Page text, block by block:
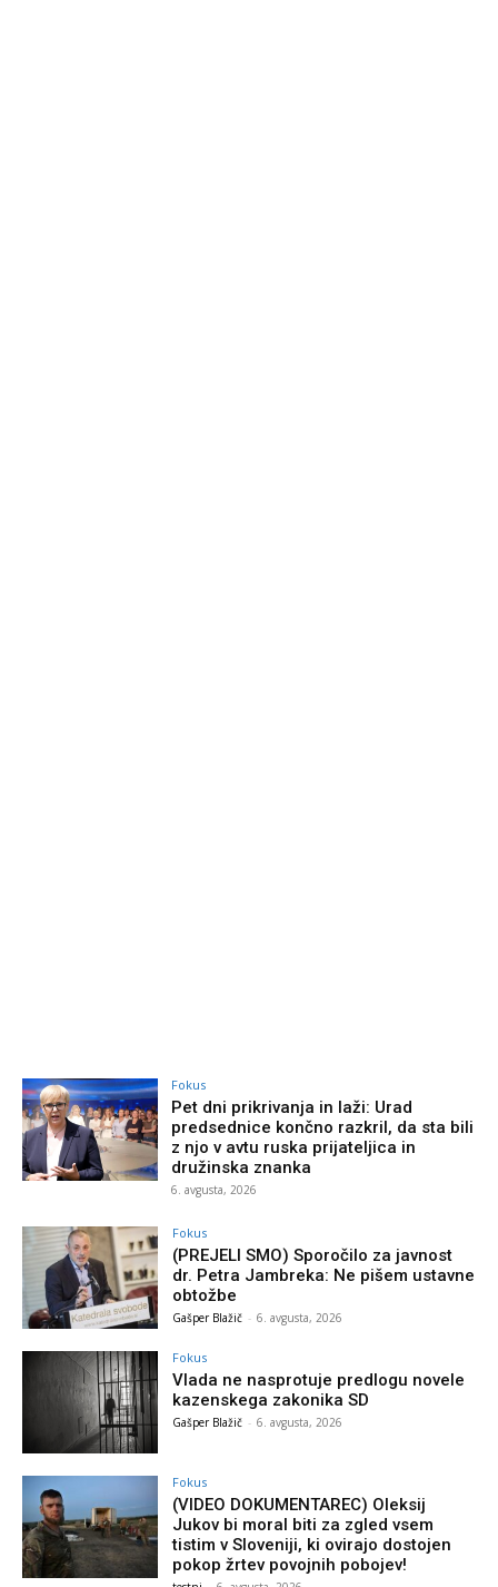
Fokus
Pet dni prikrivanja in laži: Urad
predsednice končno razkril, da sta bili
z njo v avtu ruska prijateljica in
družinska znanka
6. avgusta, 2026
Fokus
(PREJELI SMO) Sporočilo za javnost
dr. Petra Jambreka: Ne pišem ustavne
obtožbe
Gašper Blažič - 6. avgusta, 2026
Fokus
Vlada ne nasprotuje predlogu novele
kazenskega zakonika SD
Gašper Blažič - 6. avgusta, 2026
Fokus
(VIDEO DOKUMENTAREC) Oleksij
Jukov bi moral biti za zgled vsem
tistim v Sloveniji, ki ovirajo dostojen
pokop žrtev povojnih pobojev!